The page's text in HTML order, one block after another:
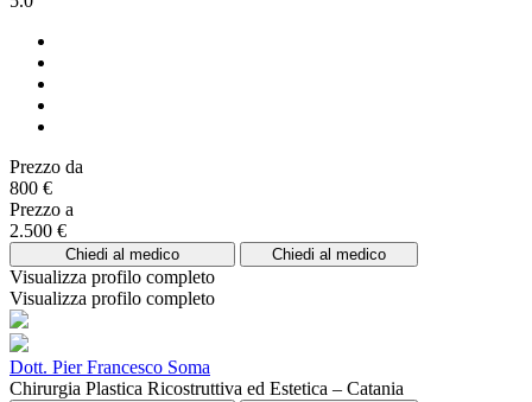
Prezzo da
800 €
Prezzo a
2.500 €
Chiedi al medico Chiedi al medico
Visualizza profilo completo
Visualizza profilo completo
Dott. Pier Francesco Soma
Chirurgia Plastica Ricostruttiva ed Estetica – Catania